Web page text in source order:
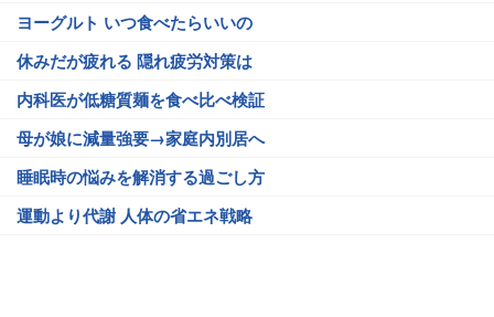
ヨーグルト いつ食べたらいいの
休みだが疲れる 隠れ疲労対策は
内科医が低糖質麺を食べ比べ検証
母が娘に減量強要→家庭内別居へ
睡眠時の悩みを解消する過ごし方
運動より代謝 人体の省エネ戦略